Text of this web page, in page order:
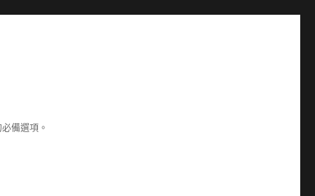
備選項。